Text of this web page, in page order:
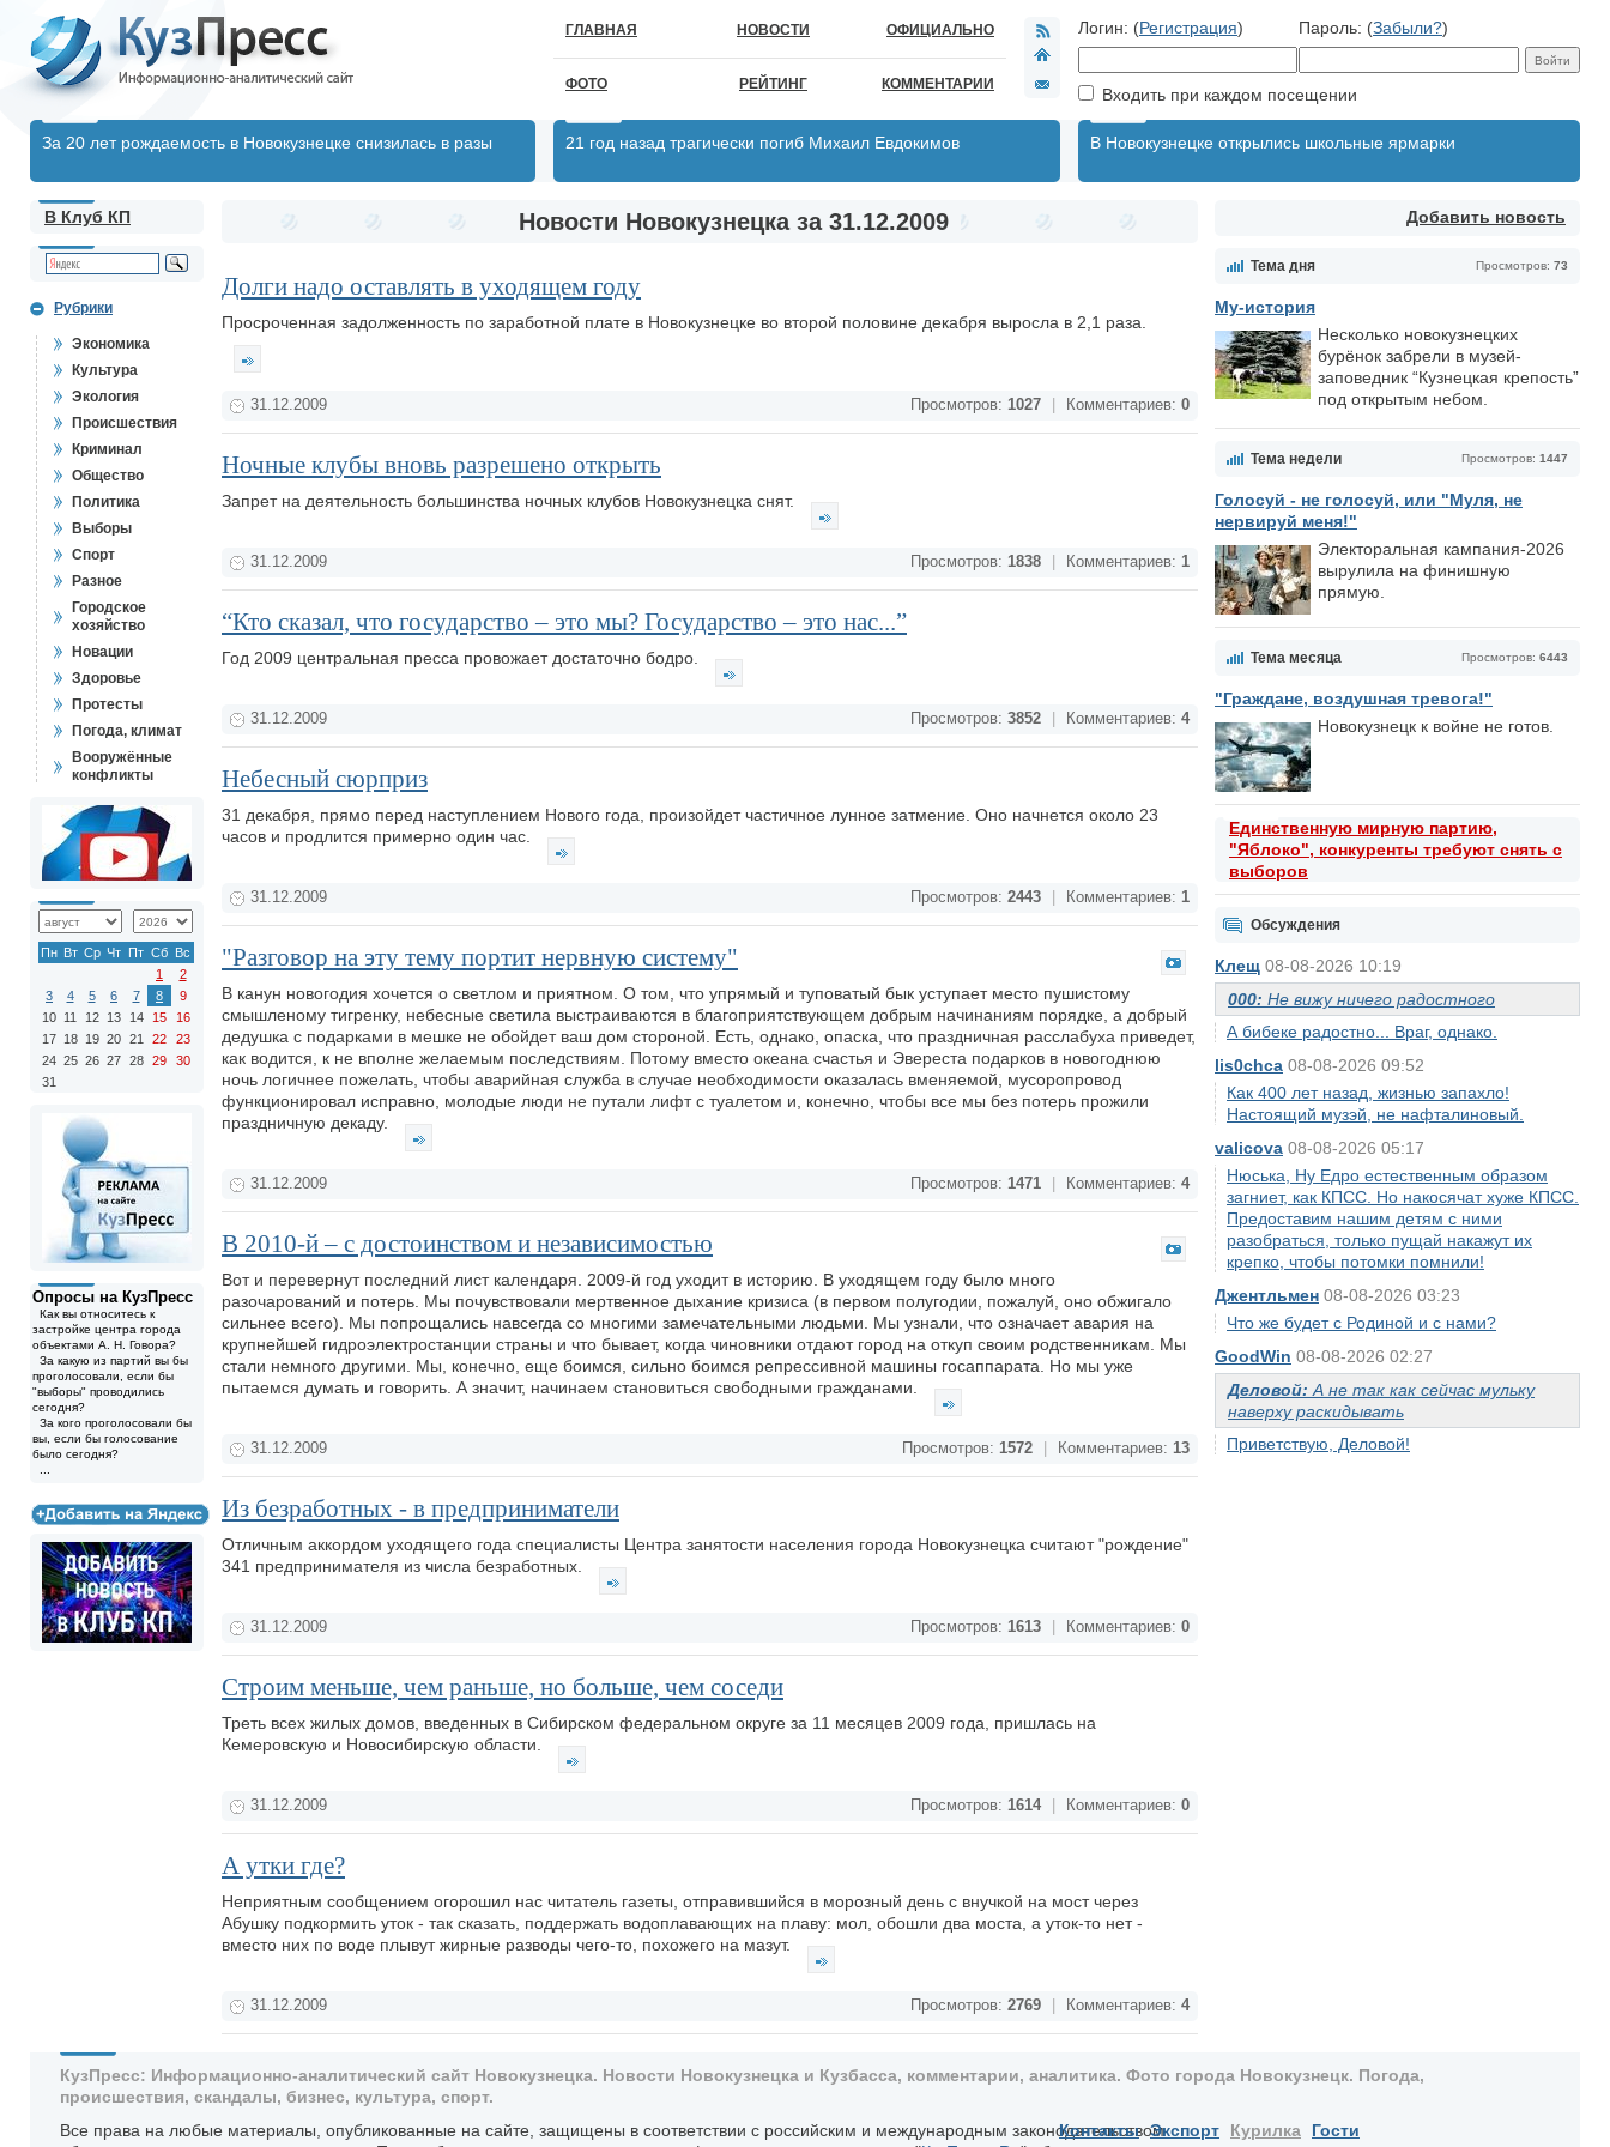
ГЛАВНАЯ НОВОСТИ ОФИЦИАЛЬНО
ФОТО РЕЙТИНГ КОММЕНТАРИИ
Логин: (Регистрация) Пароль: (Забыли?)
Входить при каждом посещении
За 20 лет рождаемость в Новокузнецке снизилась в разы 21 год назад трагически погиб Михаил Евдокимов В Новокузнецке открылись школьные ярмарки
Добавить новость
Просмотров: 73
Тема дня
Му-история
Несколько новокузнецких
бурёнок забрели в музей-
заповедник “Кузнецкая крепость”
под открытым небом.
Просмотров: 1447
Тема недели
Голосуй - не голосуй, или "Муля, не
нервируй меня!"
Электоральная кампания-2026
вырулила на финишную
прямую.
Просмотров: 6443
Тема месяца
"Граждане, воздушная тревога!"
Новокузнецк к войне не готов.
Единственную мирную партию,
"Яблоко", конкуренты требуют снять с
выборов
Обсуждения
Клещ 08-08-2026 10:19
000: Не вижу ничего радостного
А бибеке радостно... Враг, однако.
lis0chca 08-08-2026 09:52
Как 400 лет назад, жизнью запахло!
Настоящий музэй, не нафталиновый.
valicova 08-08-2026 05:17
Нюська, Ну Едро естественным образом
загниет, как КПСС. Но накосячат хуже КПСС.
Предоставим нашим детям с ними
разобраться, только пущай накажут их
крепко, чтобы потомки помнили!
Джентльмен 08-08-2026 03:23
Что же будет с Родиной и с нами?
GoodWin 08-08-2026 02:27
Деловой: А не так как сейчас мульку
наверху раскидывать
Приветствую, Деловой!
В Клуб КП
Рубрики
Экономика
Культура
Экология
Происшествия
Криминал
Общество
Политика
Выборы
Спорт
Разное
Городское
хозяйство
Новации
Здоровье
Протесты
Погода, климат
Вооружённые
конфликты
Пн Вт Ср Чт Пт Сб Вс
1
2
3
4 5 6 7 8
9
10 11 12 13 14 15
16
17 18 19 20 21 22
23
24 25 26 27 28 29
30
31
Опросы на КузПресс
Как вы относитесь к
застройке центра города
объектами А. Н. Говора?
За какую из партий вы бы
проголосовали, если бы
"выборы" проводились
сегодня?
За кого проголосовали бы
вы, если бы голосование
было сегодня?
Новости Новокузнецка за 31.12.2009
Долги надо оставлять в уходящем году
Просроченная задолженность по заработной плате в Новокузнецке во второй половине декабря выросла в 2,1 раза.
31.12.2009 Просмотров: 1027 Комментариев: 0
Ночные клубы вновь разрешено открыть
Запрет на деятельность большинства ночных клубов Новокузнецка снят.
31.12.2009 Просмотров: 1838 Комментариев: 1
“Кто сказал, что государство – это мы? Государство – это нас...”
Год 2009 центральная пресса провожает достаточно бодро.
31.12.2009 Просмотров: 3852 Комментариев: 4
Небесный сюрприз
31 декабря, прямо перед наступлением Нового года, произойдет частичное лунное затмение. Оно начнется около 23
часов и продлится примерно один час.
31.12.2009 Просмотров: 2443 Комментариев: 1
"Разговор на эту тему портит нервную систему"
В канун новогодия хочется о светлом и приятном. О том, что упрямый и туповатый бык уступает место пушистому
смышленому тигренку, небесные светила выстраиваются в благоприятствующем добрым начинаниям порядке, а добрый
дедушка с подарками в мешке не обойдет ваш дом стороной. Есть, однако, опаска, что праздничная расслабуха приведет,
как водится, к не вполне желаемым последствиям. Потому вместо океана счастья и Эвереста подарков в новогоднюю
ночь логичнее пожелать, чтобы аварийная служба в случае необходимости оказалась вменяемой, мусоропровод
функционировал исправно, молодые люди не путали лифт с туалетом и, конечно, чтобы все мы без потерь прожили
праздничную декаду.
31.12.2009 Просмотров: 1471 Комментариев: 4
В 2010-й – с достоинством и независимостью
Вот и перевернут последний лист календаря. 2009-й год уходит в историю. В уходящем году было много
разочарований и потерь. Мы почувствовали мертвенное дыхание кризиса (в первом полугодии, пожалуй, оно обжигало
сильнее всего). Мы попрощались навсегда со многими замечательными людьми. Мы узнали, что означает авария на
крупнейшей гидроэлектростанции страны и что бывает, когда чиновники отдают город на откуп своим родственникам. Мы
стали немного другими. Мы, конечно, еще боимся, сильно боимся репрессивной машины госаппарата. Но мы уже
пытаемся думать и говорить. А значит, начинаем становиться свободными гражданами.
31.12.2009 Просмотров: 1572 Комментариев: 13
Из безработных - в предприниматели
Отличным аккордом уходящего года специалисты Центра занятости населения города Новокузнецка считают "рождение"
341 предпринимателя из числа безработных.
31.12.2009 Просмотров: 1613 Комментариев: 0
Строим меньше, чем раньше, но больше, чем соседи
Треть всех жилых домов, введенных в Сибирском федеральном округе за 11 месяцев 2009 года, пришлась на
Кемеровскую и Новосибирскую области.
31.12.2009 Просмотров: 1614 Комментариев: 0
А утки где?
Неприятным сообщением огорошил нас читатель газеты, отправившийся в морозный день с внучкой на мост через
Абушку подкормить уток - так сказать, поддержать водоплавающих на плаву: мол, обошли два моста, а уток-то нет -
вместо них по воде плывут жирные разводы чего-то, похожего на мазут.
31.12.2009 Просмотров: 2769 Комментариев: 4
КузПресс: Информационно-аналитический сайт Новокузнецка. Новости Новокузнецка и Кузбасса, комментарии, аналитика. Фото города Новокузнецк. Погода,
происшествия, скандалы, бизнес, культура, спорт.
Все права на любые материалы, опубликованные на сайте, защищены в соответствии с российским и международным законодательством
Контакты Экспорт Курилка Гости